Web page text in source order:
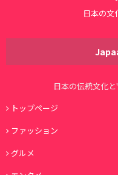
日本の文
日本の伝統文化
トップページ
ファッション
グルメ